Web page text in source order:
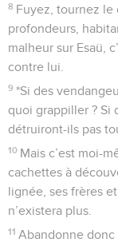
8 Fuyez, tournez le
profondeurs,
malheur sur Esaü,
contre lui.
9 *Si des
quoi grappiller ? Si
détruiront-ils pas
10 Mais c’est moi-
cachettes à
lignée, ses frères
n’existera plus.
11 Abandonne donc